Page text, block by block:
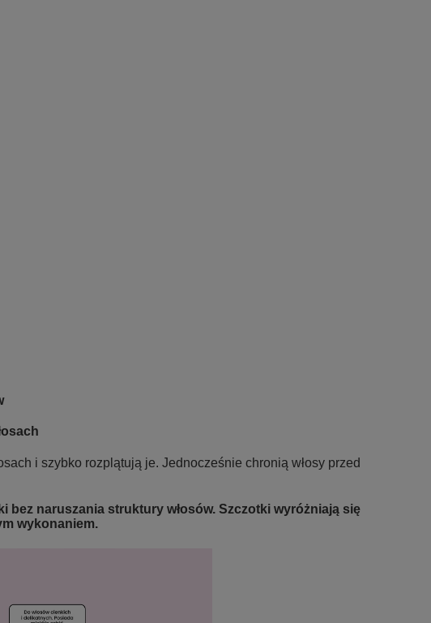
i szybko rozplątują je. Jednocześnie chronią włosy przed
bez naruszania struktury włosów. Szczotki wyróżniają się
wykonaniem.